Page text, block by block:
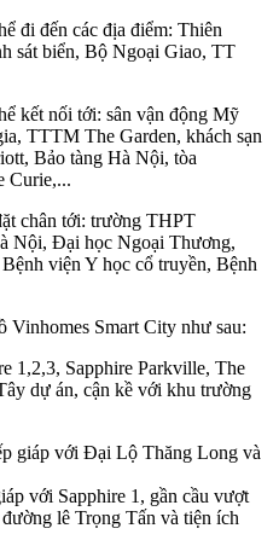
đi đến các địa điểm: Thiên
sát biển, Bộ Ngoại Giao, TT
kết nối tới: sân vận động Mỹ
TTTM The Garden, khách sạn
Bảo tàng Hà Nội, tòa
Curie,...
chân tới: trường THPT
Nội, Đại học Ngoại Thương,
viện Y học cổ truyền, Bệnh
Vinhomes Smart City như sau:
1,2,3, Sapphire Parkville, The
dự án, cận kề với khu trường
giáp với Đại Lộ Thăng Long và
với Sapphire 1, gần cầu vượt
lê Trọng Tấn và tiện ích